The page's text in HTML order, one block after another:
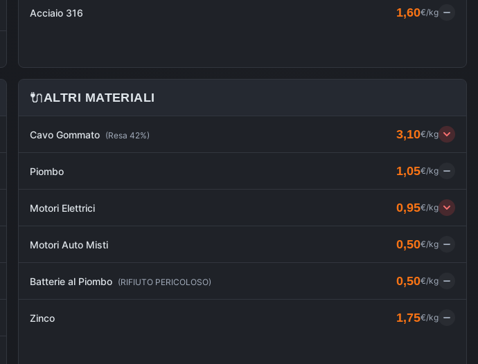
Acciaio 316 1,60€/kg
🔌ALTRI MATERIALI
Cavo Gommato (Resa 42%) 3,10€/kg
Piombo 1,05€/kg
Motori Elettrici 0,95€/kg
Motori Auto Misti 0,50€/kg
Batterie al Piombo (RIFIUTO PERICOLOSO) 0,50€/kg
Zinco 1,75€/kg